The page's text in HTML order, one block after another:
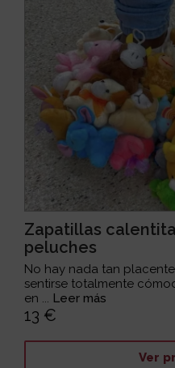
Zapatillas
peluches
No hay nada tan
sentirse totalmente
en ... Leer más
13 €
Ver